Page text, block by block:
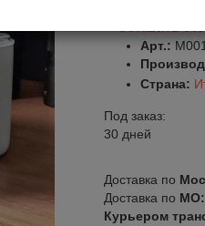
Арт.: M001
Страна:
Под заказ:
30 дней
Доставка по
Доставка по МО:
Курьером